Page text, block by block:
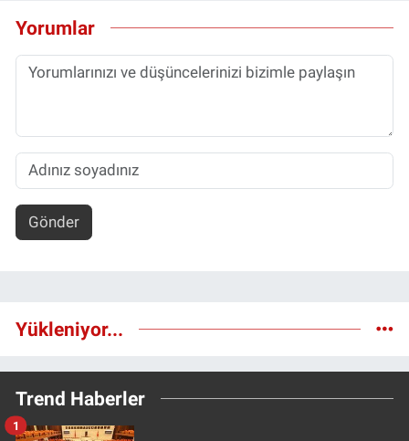
Yorumlar
Gönder
Yükleniyor...
Trend Haberler
1